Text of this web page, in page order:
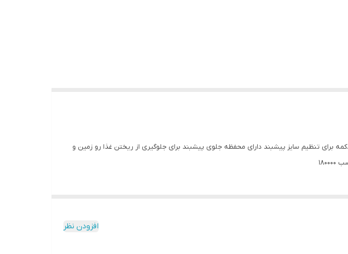
سیلیکونی ساخته شده از سیلیکون نرم و ضد حساسیت دارای دارای ۴ سوراخ و 2 دکمه برای تنظیم سایز پیشبند دارای محفظه جلوی پیشبند برای جلوگیری از ریختن غذا رو زمین و
افزودن نظر